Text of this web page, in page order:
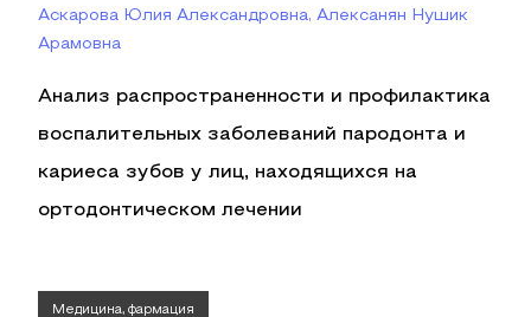
Аскарова Юлия Александровна, Алексанян Нушик
Арамовна
Анализ распространенности и профилактика
воспалительных заболеваний пародонта и
кариеса зубов у лиц, находящихся на
ортодонтическом лечении
Медицина, фармация